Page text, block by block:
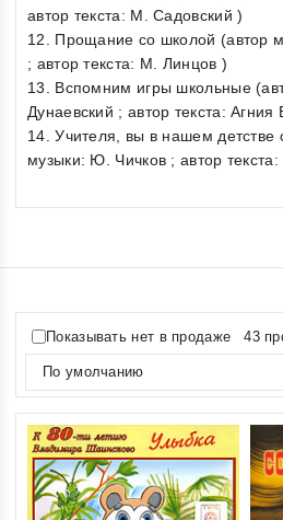
автор текста: М. Садовский )
12. Прощание со школой (автор
; автор текста: М. Линцов )
13. Вспомним игры школьные
Дунаевский ; автор текста: Агния
14. Учителя, вы в нашем детстве
музыки: Ю. Чичков ; автор
Показывать нет в продаже 43